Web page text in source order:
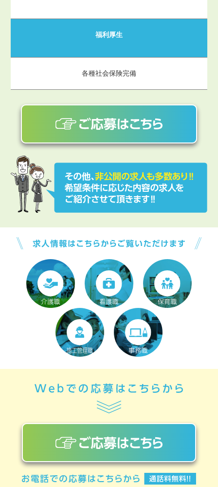
福利厚生
各種社会保険完備